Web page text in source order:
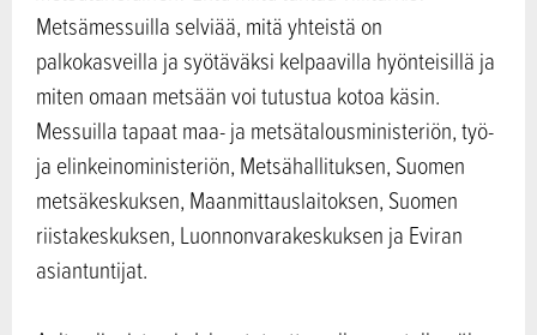
Metsämessuilla selviää, mitä yhteistä on
palkokasveilla ja syötäväksi kelpaavilla hyönteisillä ja
miten omaan metsään voi tutustua kotoa käsin.
Messuilla tapaat maa- ja metsätalousministeriön, työ-
ja elinkeinoministeriön, Metsähallituksen, Suomen
metsäkeskuksen, Maanmittauslaitoksen, Suomen
riistakeskuksen, Luonnonvarakeskuksen ja Eviran
asiantuntijat.